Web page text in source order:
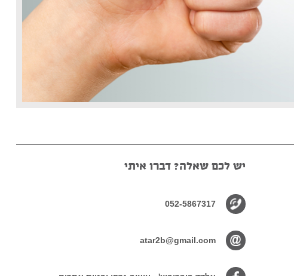
יש לכם שאלה? דברו איתי
052-5867317
atar2b@gmail.com